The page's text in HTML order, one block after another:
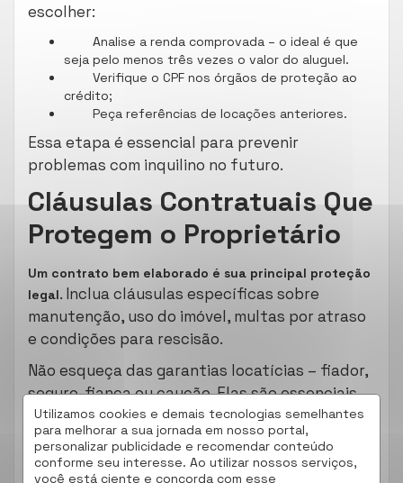
Utilizamos cookies e demais tecnologias semelhantes
para melhorar a sua jornada em nosso portal,
personalizar publicidade e recomendar conteúdo
conforme seu interesse. Ao utilizar nossos serviços,
você está ciente e concorda com esse
escolher:
Analise a renda comprovada – o ideal é que
seja pelo menos três vezes o valor do aluguel.
Verifique o CPF nos órgãos de proteção ao
crédito;
Peça referências de locações anteriores.
Essa etapa é essencial para prevenir
problemas com inquilino no futuro.
Cláusulas Contratuais Que
Protegem o Proprietário
Um contrato bem elaborado é sua principal proteção
legal. Inclua cláusulas específicas sobre
manutenção, uso do imóvel, multas por atraso
e condições para rescisão.
Não esqueça das garantias locatícias – fiador,
seguro-fiança ou caução. Elas são essenciais
para proteger seu patrimônio em caso de
problemas.